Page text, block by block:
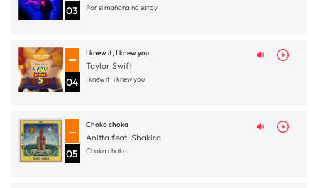
03 Por si mañana no estoy
04
I knew it, I knew you
Taylor Swift
I knew it, i knew you
05
Choka choka
Anitta feat. Shakira
Choka choka